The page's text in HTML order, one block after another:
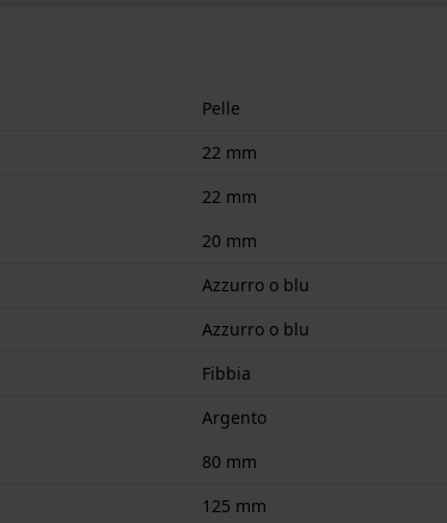
Pelle
22 mm
22 mm
20 mm
Azzurro o blu
Azzurro o blu
Fibbia
Argento
80 mm
125 mm